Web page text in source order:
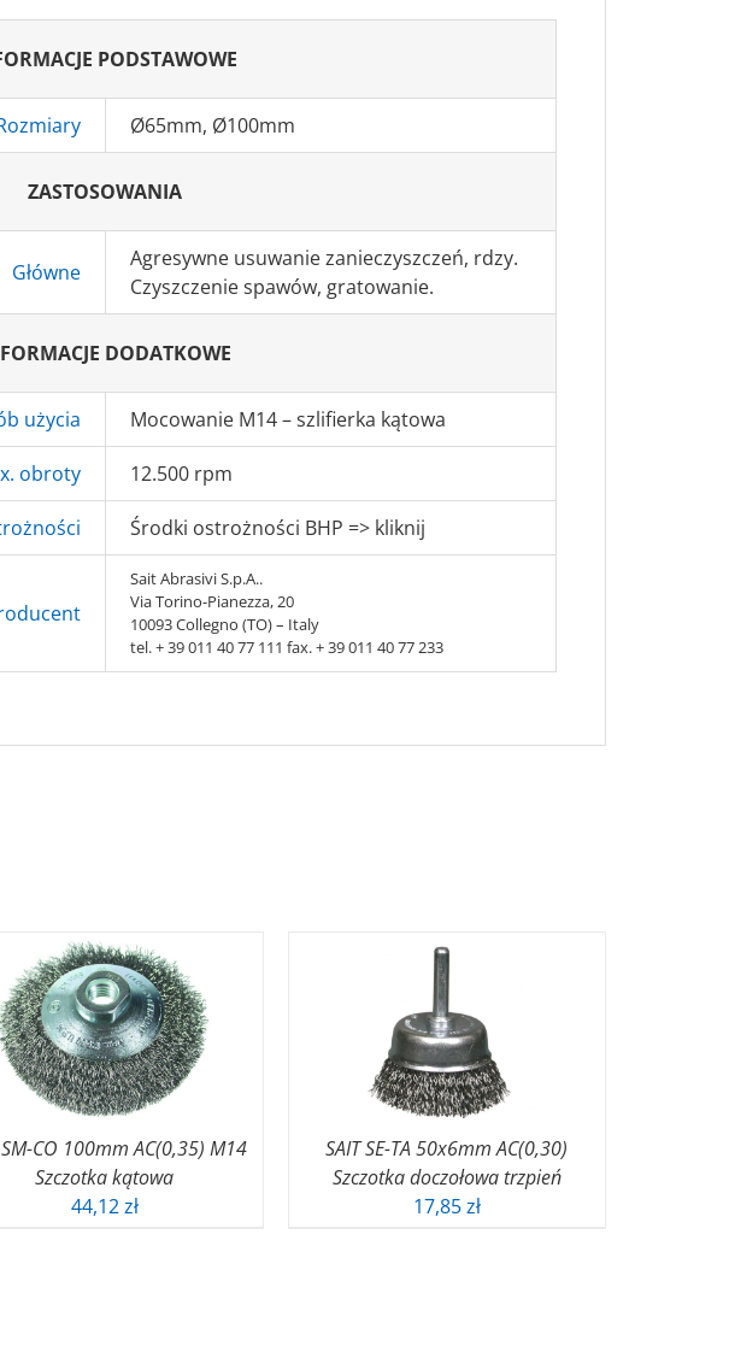
PODSTAWOWE
Ø65mm, Ø100mm
ZASTOSOWANIA
Główne
Agresywne usuwanie zanieczyszczeń, rdzy.
Czyszczenie spawów, gratowanie.
DODATKOWE
użycia Mocowanie M14 – szlifierka kątowa
obroty 12.500 rpm
Środki ostrożności BHP => kliknij
Sait Abrasivi S.p.A..
Via Torino-Pianezza, 20
10093 Collegno (TO) – Italy
tel. + 39 011 40 77 111 fax. + 39 011 40 77 233
SM-CO 100mm AC(0,35) M14
Szczotka kątowa
44,12zł
SAIT SE-TA 50x6mm AC(0,30)
Szczotka doczołowa trzpień
17,85zł